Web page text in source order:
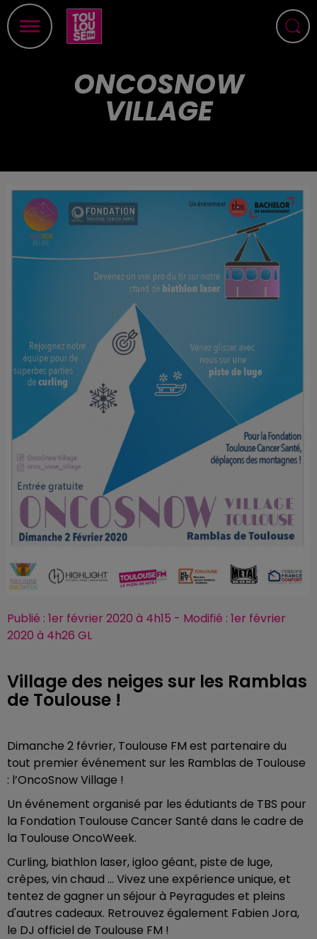
ONCOSNOW
VILLAGE
Publié : 1er février 2020 à 4h15 - Modifié : 1er février
2020 à 4h26 GL
Village des neiges sur les Ramblas
de Toulouse !
Dimanche 2 février, Toulouse FM est partenaire du
tout premier événement sur les Ramblas de Toulouse
: l’OncoSnow Village !
Un événement organisé par les édutiants de TBS pour
la Fondation Toulouse Cancer Santé dans le cadre de
la Toulouse OncoWeek.
Curling, biathlon laser, igloo géant, piste de luge,
crêpes, vin chaud … Vivez une expérience unique, et
tentez de gagner un séjour à Peyragudes et pleins
d'autres cadeaux. Retrouvez également Fabien Jora,
le DJ officiel de Toulouse FM !